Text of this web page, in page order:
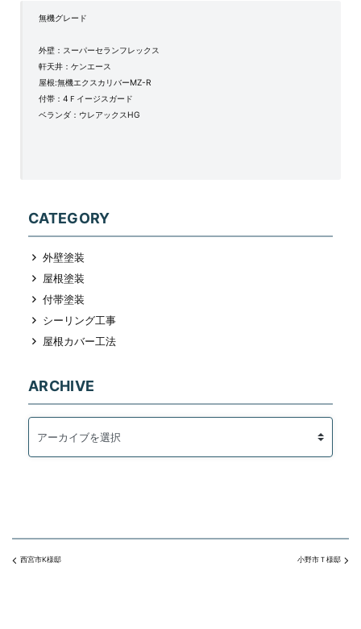
無機グレード
外壁：スーパーセランフレックス
軒天井：ケンエース
屋根:無機エクスカリバーMZ-R
付帯：4Ｆイージスガード
ベランダ：ウレアックスHG
CATEGORY
外壁塗装
屋根塗装
付帯塗装
シーリング工事
屋根カバー工法
ARCHIVE
西宮市K様邸 小野市Ｔ様邸